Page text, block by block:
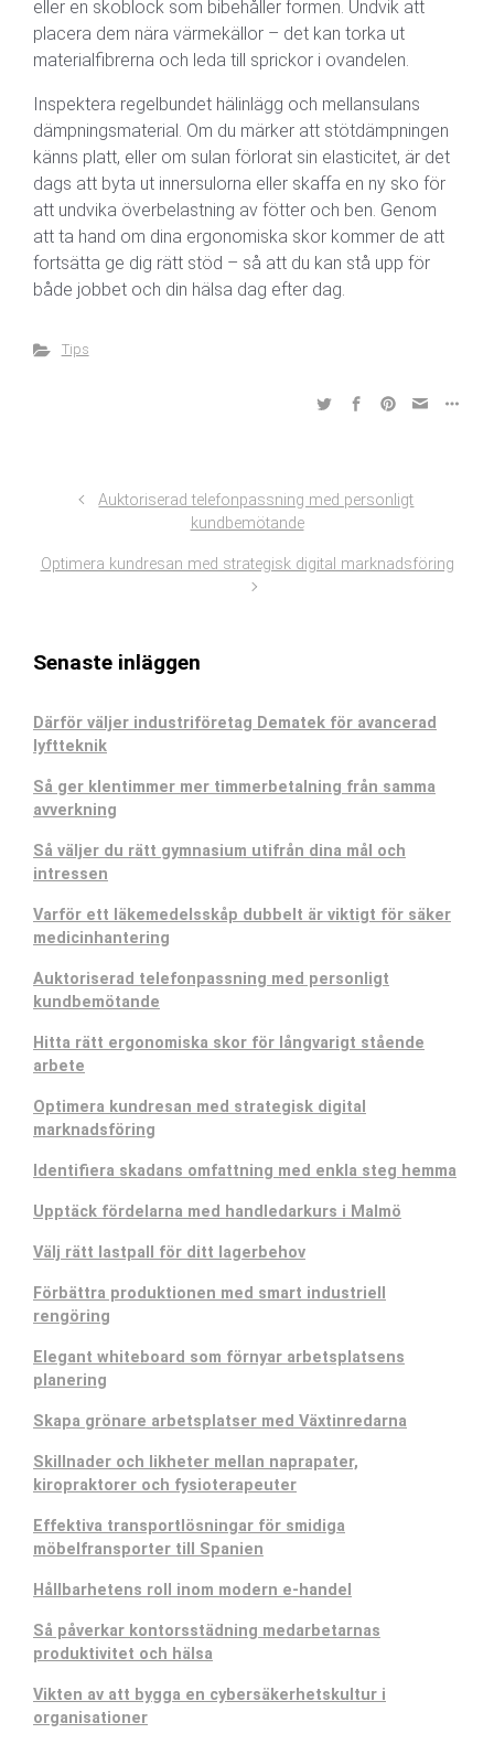
eller en skoblock som bibehåller formen. Undvik att
placera dem nära värmekällor – det kan torka ut
materialfibrerna och leda till sprickor i ovandelen.
Inspektera regelbundet hälinlägg och mellansulans
dämpningsmaterial. Om du märker att stötdämpningen
känns platt, eller om sulan förlorat sin elasticitet, är det
dags att byta ut innersulorna eller skaffa en ny sko för
att undvika överbelastning av fötter och ben. Genom
att ta hand om dina ergonomiska skor kommer de att
fortsätta ge dig rätt stöd – så att du kan stå upp för
både jobbet och din hälsa dag efter dag.
Tips
Auktoriserad telefonpassning med personligt
kundbemötande
Optimera kundresan med strategisk digital marknadsföring
Senaste inläggen
Därför väljer industriföretag Dematek för avancerad
lyftteknik
Så ger klentimmer mer timmerbetalning från samma
avverkning
Så väljer du rätt gymnasium utifrån dina mål och
intressen
Varför ett läkemedelsskåp dubbelt är viktigt för säker
medicinhantering
Auktoriserad telefonpassning med personligt
kundbemötande
Hitta rätt ergonomiska skor för långvarigt stående
arbete
Optimera kundresan med strategisk digital
marknadsföring
Identifiera skadans omfattning med enkla steg hemma
Upptäck fördelarna med handledarkurs i Malmö
Välj rätt lastpall för ditt lagerbehov
Förbättra produktionen med smart industriell
rengöring
Elegant whiteboard som förnyar arbetsplatsens
planering
Skapa grönare arbetsplatser med Växtinredarna
Skillnader och likheter mellan naprapater,
kiropraktorer och fysioterapeuter
Effektiva transportlösningar för smidiga
möbelfransporter till Spanien
Hållbarhetens roll inom modern e-handel
Så påverkar kontorsstädning medarbetarnas
produktivitet och hälsa
Vikten av att bygga en cybersäkerhetskultur i
organisationer